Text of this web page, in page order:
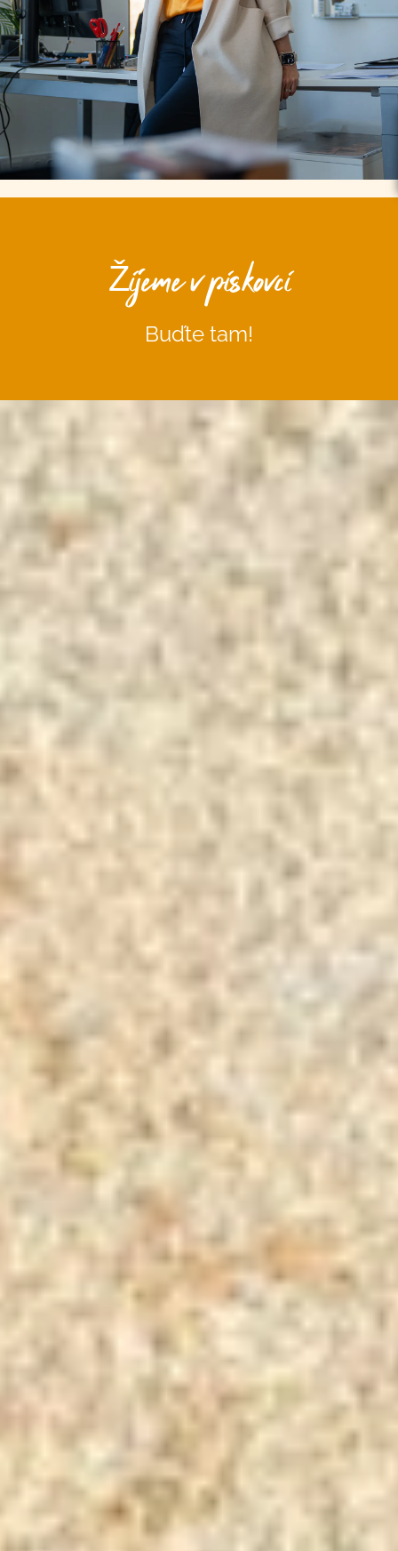
Žijeme v pískovci
Buďte tam!